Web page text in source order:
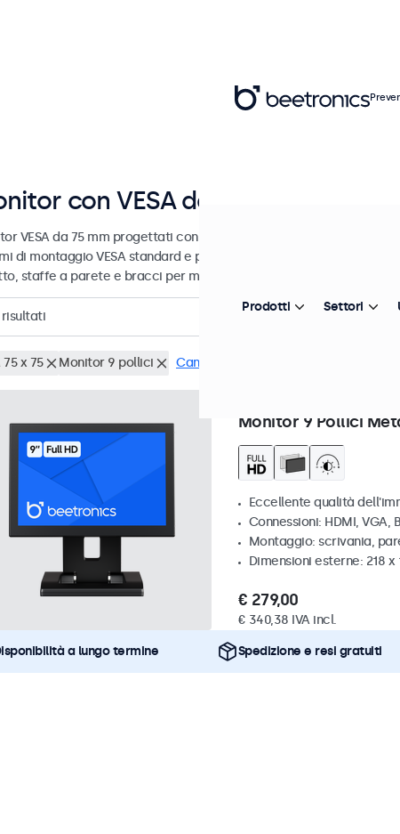
con VESA da 75 mm
VESA da 75 mm progettati con opzioni di montaggio versatili.
di montaggio VESA standard e possono quindi essere collegati a
staffe a parete e bracci per monitor.
risultati
75 x 75 Monitor 9 pollici Cancella i filtri
Monitor 9 Pollici
Eccellente qualità
Connessioni: HDMI, VGA,
Montaggio: scrivania,
Dimensioni esterne: 218 x
€ 279,00
€ 340,38 IVA incl.
a lungo termine Spedizione e resi gratuiti
Prodotti Settori